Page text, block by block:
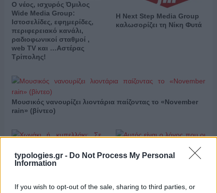
typologies.gr - Do Not Process My Personal
Information
If you wish to opt-out of the sale, sharing to third parties, or
Ο νέος, ισχυρός Όμιλος
Wide Media Group:
Ιστοσελίδες, εφημερίδες,
περιφερειακό κανάλι,
ραδιοφωνικοί σταθμοί ,
web TV και …Αστέρας
Τρίπολης!
Η Next Step Media Group
καλωσορίζει τη Νίκη Φυτά
Μουσικός νανουρίζει λιοντάρια παίζοντας το «November
rain» (βίντεο)
αυτά τα 5 παγωτατζίδικα
beauty lovers